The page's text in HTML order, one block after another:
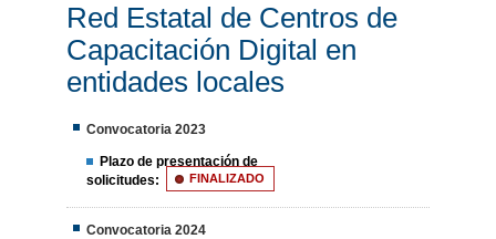
Red Estatal de Centros de
Capacitación Digital en
entidades locales
Convocatoria 2023
Plazo de presentación de
solicitudes:
FINALIZADO
Convocatoria 2024